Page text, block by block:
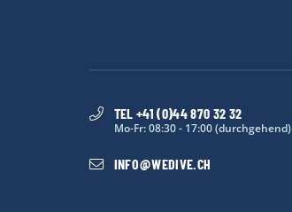
TEL +41 (0)44 870 32 32
Mo-Fr: 08:30 - 17:00 (durchgehend)
INFO@WEDIVE.CH